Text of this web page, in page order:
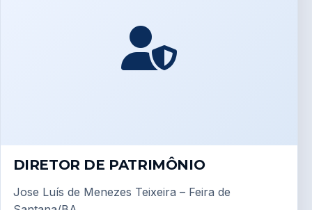
DIRETOR DE PATRIMÔNIO
Jose Luís de Menezes Teixeira – Feira de